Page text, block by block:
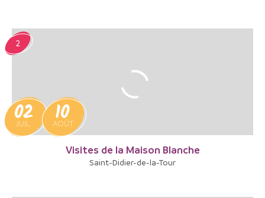
Visites de la Maison Blanche
Saint-Didier-de-la-Tour
02
JUIL. 10
AOÛT
2